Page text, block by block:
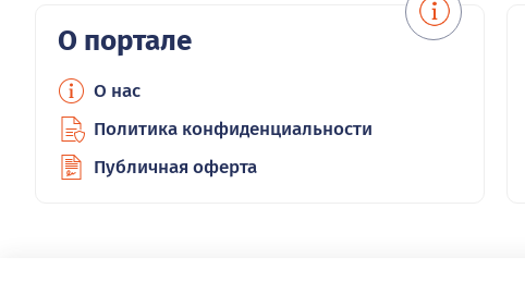
О портале
О нас
Политика конфиденциальности
Публичная оферта